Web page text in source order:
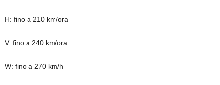
H: fino a 210 km/ora
V: fino a 240 km/ora
W: fino a 270 km/h